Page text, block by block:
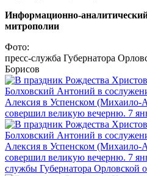
Информационно-
митрополии
Фото:
пресс-служба Губернатора
Борисов